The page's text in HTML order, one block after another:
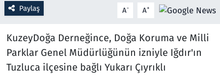
Paylaş A- A+
KuzeyDoğa Derneğince, Doğa Koruma ve Milli
Parklar Genel Müdürlüğünün izniyle Iğdır'ın
Tuzluca ilçesine bağlı Yukarı Çıyrıklı
Savunma Sanayi
Seçim 2023
Spor